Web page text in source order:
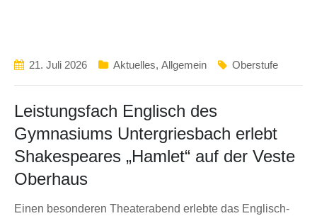
21. Juli 2026 Aktuelles, Allgemein Oberstufe
Leistungsfach Englisch des
Gymnasiums Untergriesbach erlebt
Shakespeares „Hamlet“ auf der Veste
Oberhaus
Einen besonderen Theaterabend erlebte das Englisch-